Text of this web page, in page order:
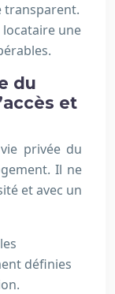
transparent.
une
du
et
privée du
Il ne
et avec un
définies